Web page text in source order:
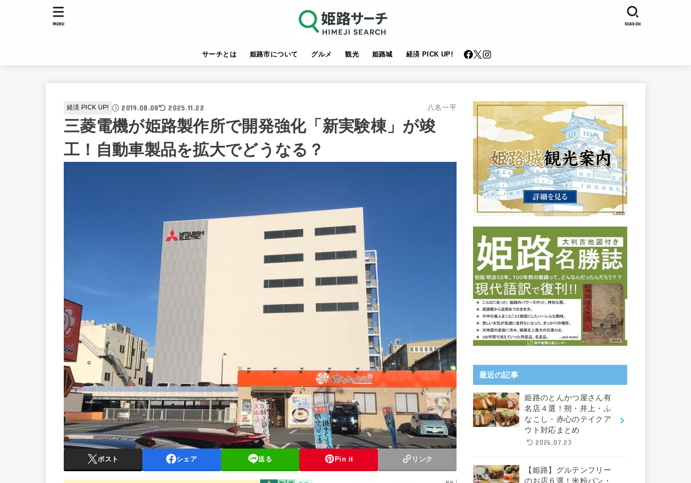
サーチとは 姫路市について グルメ 観光 姫路城 経済 PICK UP!
SEARCH
MENU
経済 PICK UP! 2019.08.08 2025.11.22 八名一平
三菱電機が姫路製作所で開発強化「新実験棟」が竣
工！自動車製品を拡大でどうなる？
ポスト シェア 送る Pin it リンク
最近の記事
姫路のとんかつ屋さん有
名店４選！朔・井上・ふ
なこし・赤心のテイクア
ウト対応まとめ
2026.07.23
【姫路】グルテンフリー
のお店６選！米粉パン・